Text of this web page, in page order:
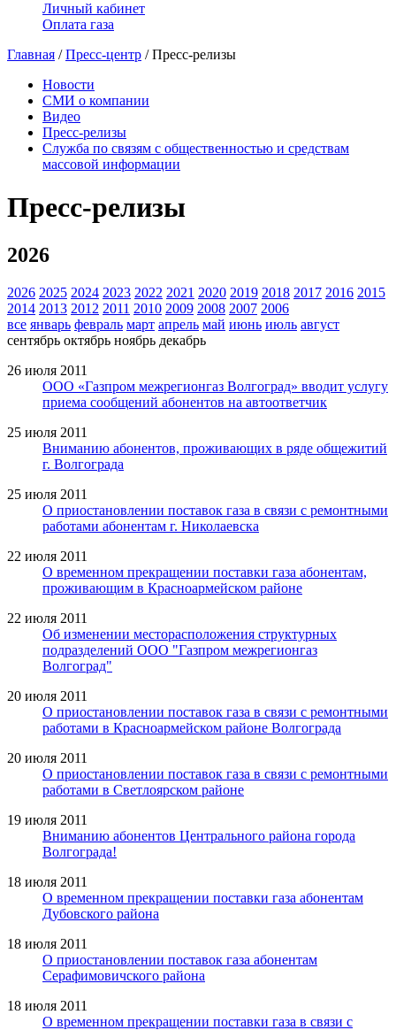
Личный кабинет
Оплата газа
Главная /Пресс-центр / Пресс-релизы
Новости
СМИ о компании
Видео
Пресс-релизы
Служба по связям с общественностью и средствам
массовой информации
Пресс-релизы
2026
2026 2025 2024 2023 2022 2021 2020 2019 2018 2017 2016 2015
2014 2013 2012 2011 2010 2009 2008 2007 2006
все январь февраль март апрель май июнь июль август
сентябрь октябрь ноябрь декабрь
26 июля 2011
ООО «Газпром межрегионгаз Волгоград» вводит услугу
приема сообщений абонентов на автоответчик
25 июля 2011
Вниманию абонентов, проживающих в ряде общежитий
г. Волгограда
25 июля 2011
О приостановлении поставок газа в связи с ремонтными
работами абонентам г. Николаевска
22 июля 2011
О временном прекращении поставки газа абонентам,
проживающим в Красноармейском районе
22 июля 2011
Об изменении месторасположения структурных
подразделений ООО "Газпром межрегионгаз
Волгоград"
20 июля 2011
О приостановлении поставок газа в связи с ремонтными
работами в Красноармейском районе Волгограда
20 июля 2011
О приостановлении поставок газа в связи с ремонтными
работами в Светлоярском районе
19 июля 2011
Вниманию абонентов Центрального района города
Волгограда!
18 июля 2011
О временном прекращении поставки газа абонентам
Дубовского района
18 июля 2011
О приостановлении поставок газа абонентам
Серафимовичского района
18 июля 2011
О временном прекращении поставки газа в связи с